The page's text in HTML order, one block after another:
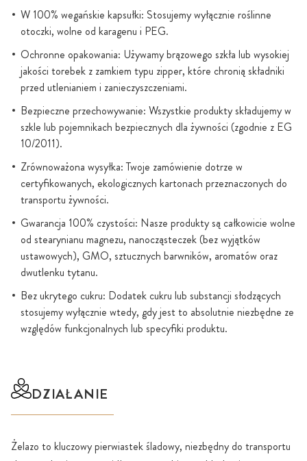
W 100% wegańskie kapsułki: Stosujemy wyłącznie roślinne
otoczki, wolne od karagenu i PEG.
Ochronne opakowania: Używamy brązowego szkła lub wysokiej
jakości torebek z zamkiem typu zipper, które chronią składniki
przed utlenianiem i zanieczyszczeniami.
Bezpieczne przechowywanie: Wszystkie produkty składujemy w
szkle lub pojemnikach bezpiecznych dla żywności (zgodnie z EG
10/2011).
Zrównoważona wysyłka: Twoje zamówienie dotrze w
certyfikowanych, ekologicznych kartonach przeznaczonych do
transportu żywności.
Gwarancja 100% czystości: Nasze produkty są całkowicie wolne
od stearynianu magnezu, nanocząsteczek (bez wyjątków
ustawowych), GMO, sztucznych barwników, aromatów oraz
dwutlenku tytanu.
Bez ukrytego cukru: Dodatek cukru lub substancji słodzących
stosujemy wyłącznie wtedy, gdy jest to absolutnie niezbędne ze
względów funkcjonalnych lub specyfiki produktu.
DZIAŁANIE
Żelazo to kluczowy pierwiastek śladowy, niezbędny do transportu